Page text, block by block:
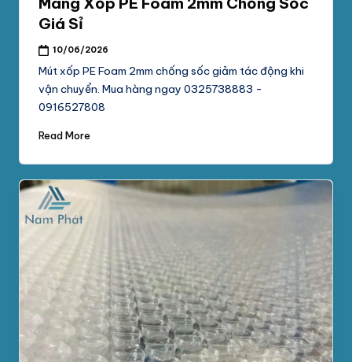
Giá Sỉ
10/06/2026
Mút xốp PE Foam 2mm chống sốc giảm tác động khi
vận chuyển. Mua hàng ngay 0325738883 -
0916527808
Read More